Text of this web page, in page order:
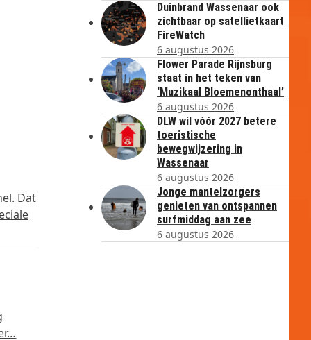
Dat
Duinbrand Wassenaar ook
zichtbaar op satellietkaart
FireWatch
6 augustus 2026
Flower Parade Rijnsburg
staat in het teken van
‘Muzikaal Bloemenonthaal’
6 augustus 2026
DLW wil vóór 2027 betere
toeristische
bewegwijzering in
Wassenaar
6 augustus 2026
Jonge mantelzorgers
genieten van ontspannen
surfmiddag aan zee
6 augustus 2026